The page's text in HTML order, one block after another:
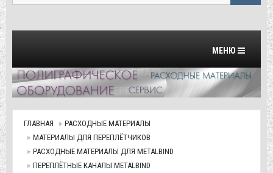
Переключить
МЕНЮ
ГЛАВНАЯ
РАСХОДНЫЕ МАТЕРИАЛЫ
МАТЕРИАЛЫ ДЛЯ ПЕРЕПЛЁТЧИКОВ
РАСХОДНЫЕ МАТЕРИАЛЫ ДЛЯ METALBIND
ПЕРЕПЛЁТНЫЕ КАНАЛЫ METALBIND